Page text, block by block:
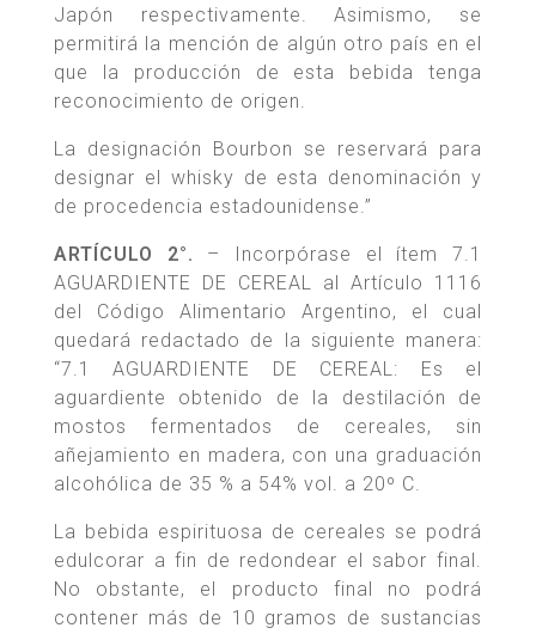
Japón respectivamente. Asimismo, se
permitirá la mención de algún otro país en el
que la producción de esta bebida tenga
reconocimiento de origen.
La designación Bourbon se reservará para
designar el whisky de esta denominación y
de procedencia estadounidense.”
ARTÍCULO 2°. – Incorpórase el ítem 7.1
AGUARDIENTE DE CEREAL al Artículo 1116
del Código Alimentario Argentino, el cual
quedará redactado de la siguiente manera:
“7.1 AGUARDIENTE DE CEREAL: Es el
aguardiente obtenido de la destilación de
mostos fermentados de cereales, sin
añejamiento en madera, con una graduación
alcohólica de 35 % a 54% vol. a 20º C.
La bebida espirituosa de cereales se podrá
edulcorar a fin de redondear el sabor final.
No obstante, el producto final no podrá
contener más de 10 gramos de sustancias